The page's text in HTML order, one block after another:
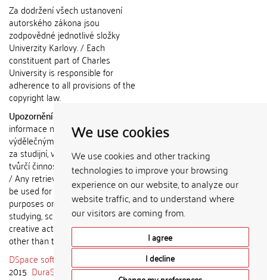
We use cookies
We use cookies and other tracking
technologies to improve your browsing
experience on our website, to analyze our
website traffic, and to understand where
our visitors are coming from.
I agree
I decline
Za dodržení všech ustanovení
autorského zákona jsou
zodpovědné jednotlivé složky
Univerzity Karlovy. / Each
constituent part of Charles
University is responsible for
adherence to all provisions of the
copyright law.
Upozornění / Notice:
informace nemohou být použity k
výdělečným účelům nebo vydávány
za studijní, vědeckou nebo jinou
tvůrčí činnost jiné osoby než autora.
/ Any retrieved information shall not
be used for any commercial
purposes or claimed as results of
studying, scientific or any other
creative activities of any person
other than the author.
DSpace software
2015 DuraSpace